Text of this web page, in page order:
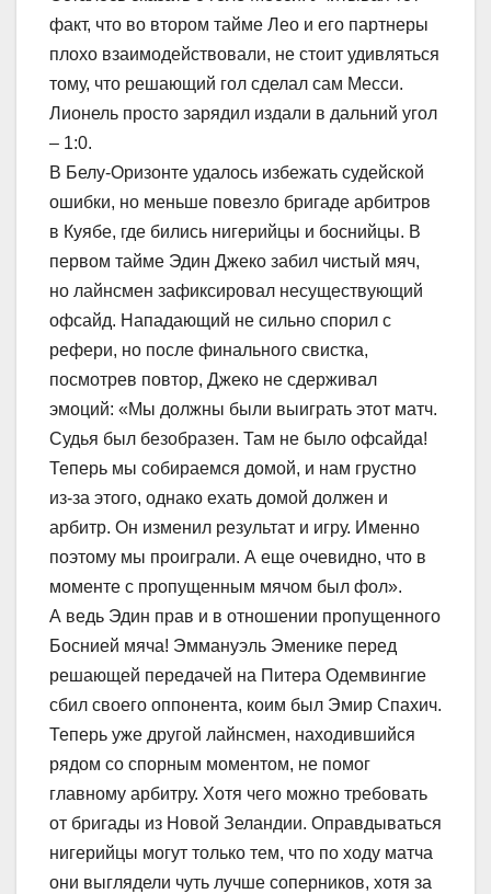
факт, что во втором тайме Лео и его партнеры
плохо взаимодействовали, не стоит удивляться
тому, что решающий гол сделал сам Месси.
Лионель просто зарядил издали в дальний угол
– 1:0.
В Белу-Оризонте удалось избежать судейской
ошибки, но меньше повезло бригаде арбитров
в Куябе, где бились нигерийцы и боснийцы. В
первом тайме Эдин Джеко забил чистый мяч,
но лайнсмен зафиксировал несуществующий
офсайд. Нападающий не сильно спорил с
рефери, но после финального свистка,
посмотрев повтор, Джеко не сдерживал
эмоций: «Мы должны были выиграть этот матч.
Судья был безобразен. Там не было офсайда!
Теперь мы собираемся домой, и нам грустно
из-за этого, однако ехать домой должен и
арбитр. Он изменил результат и игру. Именно
поэтому мы проиграли. А еще очевидно, что в
моменте с пропущенным мячом был фол».
А ведь Эдин прав и в отношении пропущенного
Боснией мяча! Эммануэль Эменике перед
решающей передачей на Питера Одемвингие
сбил своего оппонента, коим был Эмир Спахич.
Теперь уже другой лайнсмен, находившийся
рядом со спорным моментом, не помог
главному арбитру. Хотя чего можно требовать
от бригады из Новой Зеландии. Оправдываться
нигерийцы могут только тем, что по ходу матча
они выглядели чуть лучше соперников, хотя за